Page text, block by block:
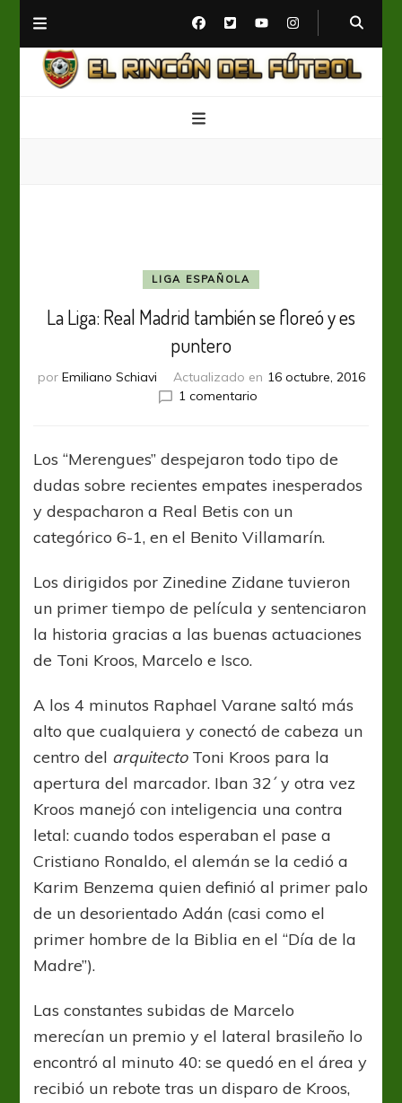
LIGA ESPAÑOLA
La Liga: Real Madrid también se floreó y es
puntero
por Emiliano Schiavi Actualizado en 16 octubre, 2016
1 comentarioen
Real
Madrid
también
se
y
puntero
Los “Merengues” despejaron todo tipo de
dudas sobre recientes empates inesperados
y despacharon a Real Betis con un
categórico 6-1, en el Benito Villamarín.
Los dirigidos por Zinedine Zidane tuvieron
un primer tiempo de película y sentenciaron
la historia gracias a las buenas actuaciones
de Toni Kroos, Marcelo e Isco.
A los 4 minutos Raphael Varane saltó más
alto que cualquiera y conectó de cabeza un
centro del arquitectoToni Kroos para la
apertura del marcador. Iban 32´ y otra vez
Kroos manejó con inteligencia una contra
letal: cuando todos esperaban el pase a
Cristiano Ronaldo, el alemán se la cedió a
Karim Benzema quien definió al primer palo
de un desorientado Adán (casi como el
primer hombre de la Biblia en el “Día de la
Madre”).
Las constantes subidas de Marcelo
merecían un premio y el lateral brasileño lo
encontró al minuto 40: se quedó en el área y
recibió un rebote tras un disparo de Kroos,